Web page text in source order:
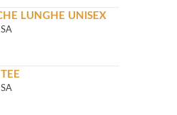
LUNGHE UNISEX